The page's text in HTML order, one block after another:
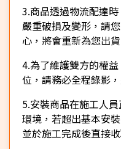
3.商品透過物流配達
嚴重破損及變形，請
心，將會重新為您出貨
4.為了維護雙方的權
位，請務必全程錄影
5.安裝商品在施工人
環境，若超出基本安
並於施工完成後直接收